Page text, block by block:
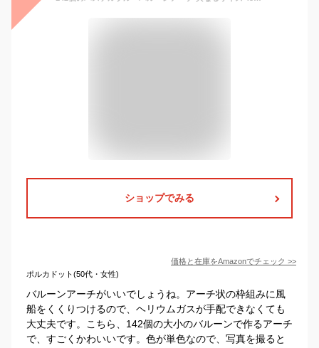
ショップでみる
価格と在庫をAmazonでチェック >>
ポルカドット(50代・女性)
バルーンアーチがいいでしょうね。アーチ状の枠組みに風
船をくくりつけるので、ヘリウムガスが手配できなくても
大丈夫です。こちら、142個の大小のバルーンで作るアーチ
で、すごくかわいいです。色が単色なので、写真を撮ると